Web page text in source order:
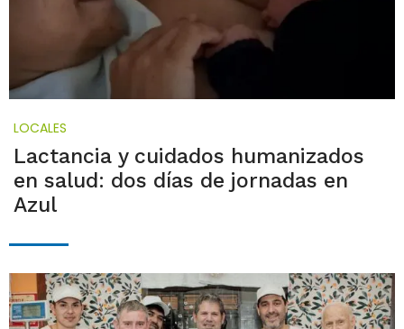
LOCALES
Lactancia y cuidados humanizados
en salud: dos días de jornadas en
Azul